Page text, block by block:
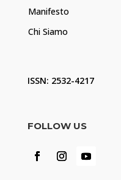
Manifesto
Chi Siamo
ISSN: 2532-4217
FOLLOW US